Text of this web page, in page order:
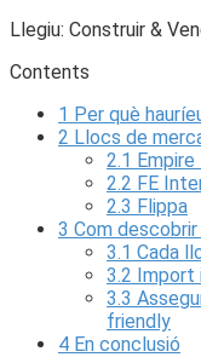
Llegiu: Construir &
Contents
1 Per què
2 Llocs de
2.1 Empire
2.2 FE
2.3 Flippa
3 Com
3.1 Cada
3.2 Import
3.3
friendly
4 En conclusió